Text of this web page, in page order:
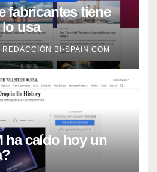
fabricantes tiene
usa
según Rockwell
REDACCIÓN BI-SPAIN.COM
ha caído hoy un